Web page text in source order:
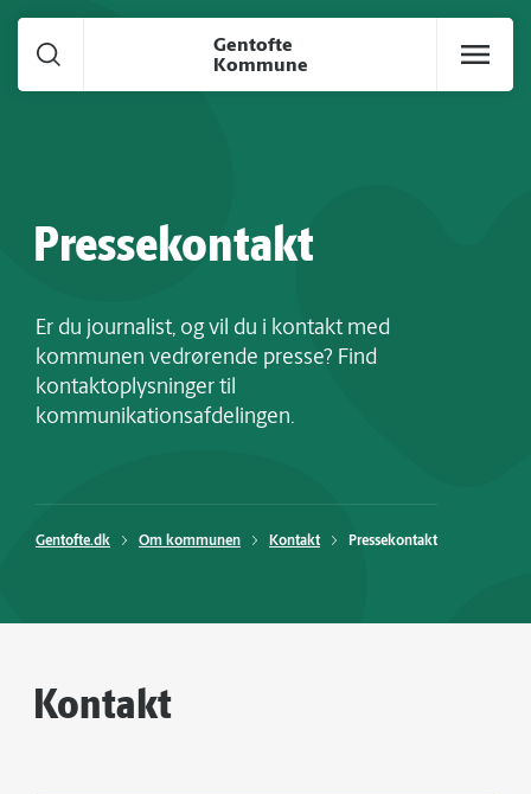
Gentofte
Kommune
Pressekontakt
Er du journalist, og vil du i kontakt med
kommunen vedrørende presse? Find
kontaktoplysninger til
kommunikationsafdelingen.
Gentofte.dk Om kommunen Kontakt Pressekontakt
Kontakt